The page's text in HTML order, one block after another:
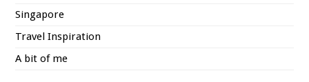
Singapore
Travel Inspiration
A bit of me